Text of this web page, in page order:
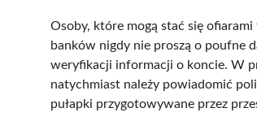
Osoby, które mogą stać się
banków nigdy nie proszą o poufne
weryfikacji informacji o koncie. W
natychmiast należy powiadomić
pułapki przygotowywane przez